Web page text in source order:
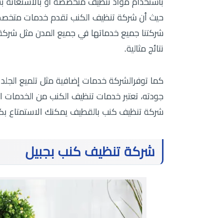
باستخدام مواد تنظيف متخصصة أو
حيث أن شركة تنظيف الكنب تقدم خدمات
شركتنا جميع خدماتها في جميع المدن مثل
نتائج مثالية.
كما توفرالشركة خدمات إضافية مثل تلميع
جودته، تعتبر خدمات تنظيف الكنب من الخدمات
شركة تنظيف كنب بالقطيف يمكنك
شركة تنظيف كنب بجبيل